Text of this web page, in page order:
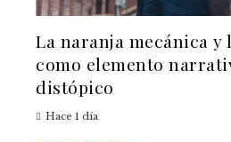
La naranja mecánica y
como elemento
distópico
Hace 1 día